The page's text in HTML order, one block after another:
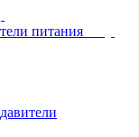
питания